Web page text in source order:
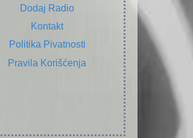
Dodaj Radio
Kontakt
Politika Pivatnosti
Pravila Korišćenja